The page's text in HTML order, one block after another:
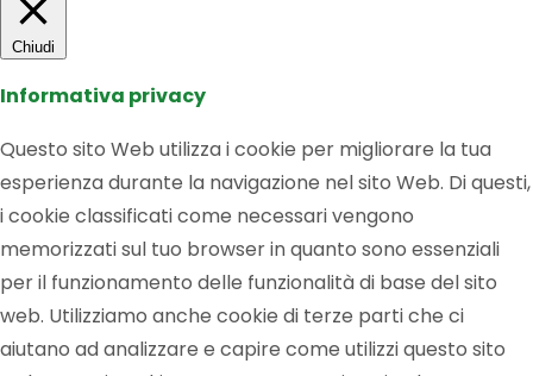
Chiudi
Informativa privacy
Questo sito Web utilizza i cookie per migliorare la tua
esperienza durante la navigazione nel sito Web. Di questi,
i cookie classificati come necessari vengono
memorizzati sul tuo browser in quanto sono essenziali
per il funzionamento delle funzionalità di base del sito
web. Utilizziamo anche cookie di terze parti che ci
aiutano ad analizzare e capire come utilizzi questo sito